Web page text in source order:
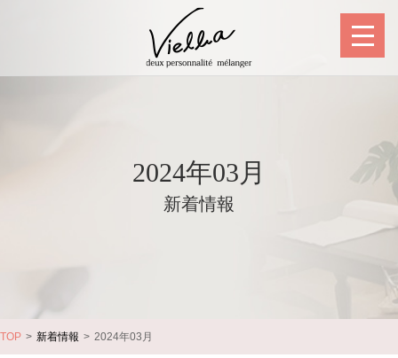
2024年03月
新着情報
TOP 新着情報 2024年03月